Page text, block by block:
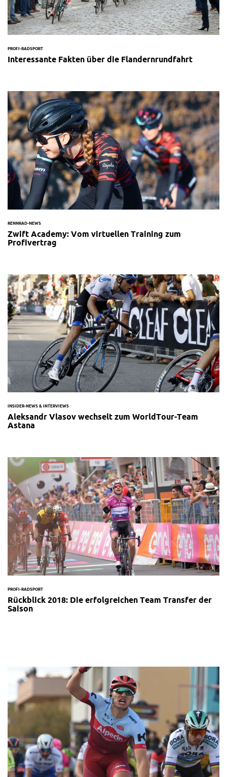
PROFI-RADSPORT
Interessante Fakten über die Flandernrundfahrt
RENNRAD-NEWS
Zwift Academy: Vom virtuellen Training zum
Profivertrag
INSIDER-NEWS & INTERVIEWS
Aleksandr Vlasov wechselt zum WorldTour-Team
Astana
PROFI-RADSPORT
Rückblick 2018: Die erfolgreichen Team Transfer der
Saison